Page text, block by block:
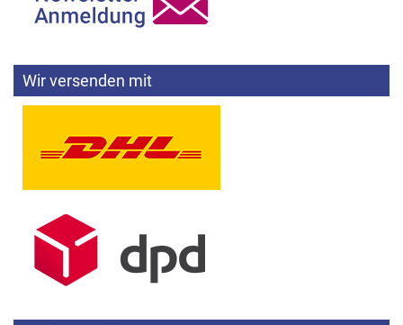
Wir versenden mit